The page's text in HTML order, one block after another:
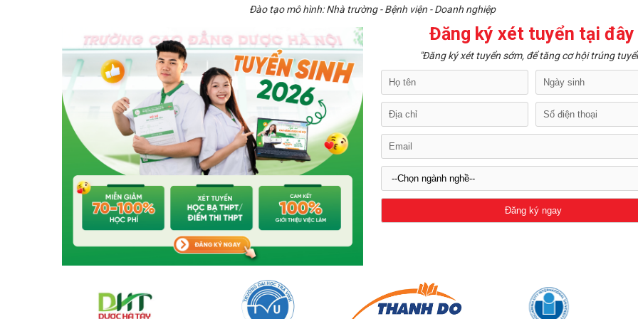
Đào tạo mô hình: Nhà trường - Bệnh viện - Doanh nghiệp
Đăng ký xét tuyển tại đây
"Đăng ký xét tuyển sớm, để tăng cơ hội trúng